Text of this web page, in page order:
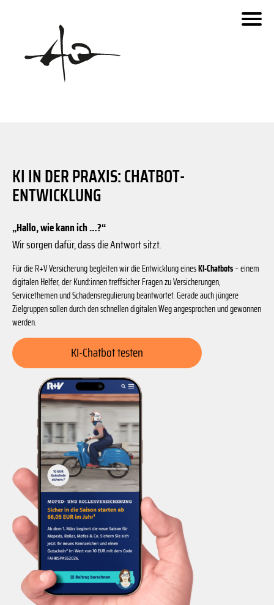
KI IN DER PRAXIS: CHATBOT-
ENTWICKLUNG
„Hallo, wie kann ich …?“
Wir sorgen dafür, dass die Antwort sitzt.
Für die R+V Versicherung begleiten wir die Entwicklung einesKI-Chatbots– einem
digitalen Helfer, der Kund:innen treffsicher Fragen zu Versicherungen,
Servicethemen und Schadensregulierung beantwortet. Gerade auch jüngere
Zielgruppen sollen durch den schnellen digitalen Weg angesprochen und gewonnen
werden.
KI-Chatbot testen
fara.de
Invesco
Zeppelinstraße
Urseler Straße
Urseler Straße